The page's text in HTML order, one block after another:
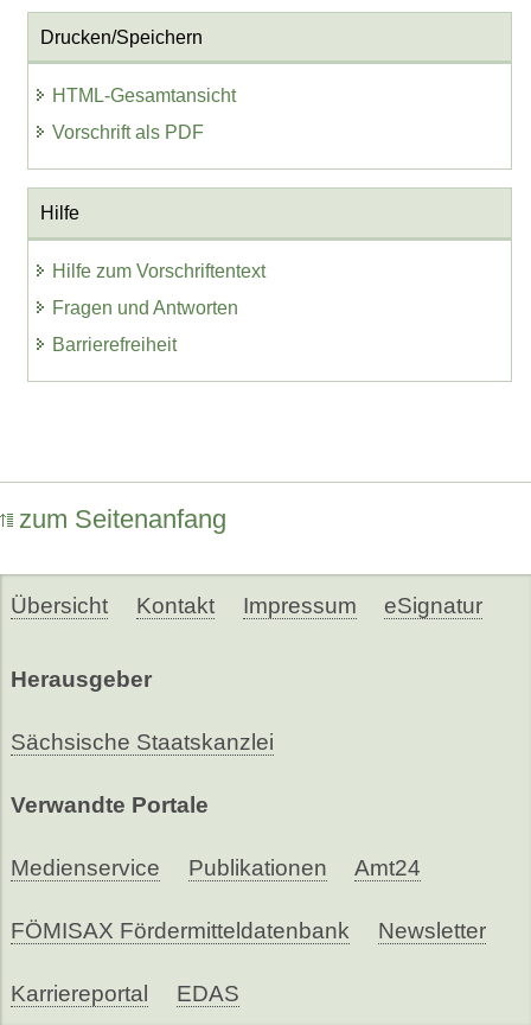
Drucken/Speichern
HTML-Gesamtansicht
Vorschrift als PDF
Hilfe
Hilfe zum Vorschriftentext
Fragen und Antworten
Barrierefreiheit
zum Seitenanfang
Übersicht Kontakt Impressum eSignatur
Herausgeber
Sächsische Staatskanzlei
Verwandte Portale
Medienservice Publikationen Amt24
FÖMISAX Fördermitteldatenbank Newsletter
Karriereportal EDAS